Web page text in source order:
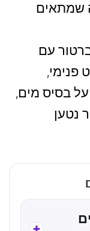
שמתאים
עם
פנימי,
על בסיס מים,
נטען